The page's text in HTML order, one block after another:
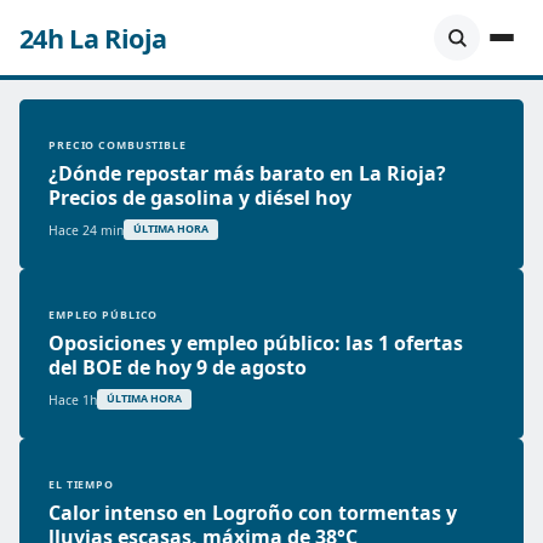
24h La Rioja
PRECIO COMBUSTIBLE
¿Dónde repostar más barato en La Rioja?
Precios de gasolina y diésel hoy
Hace 24 min ÚLTIMA HORA
EMPLEO PÚBLICO
Oposiciones y empleo público: las 1 ofertas
del BOE de hoy 9 de agosto
Hace 1h ÚLTIMA HORA
EL TIEMPO
Calor intenso en Logroño con tormentas y
lluvias escasas, máxima de 38°C